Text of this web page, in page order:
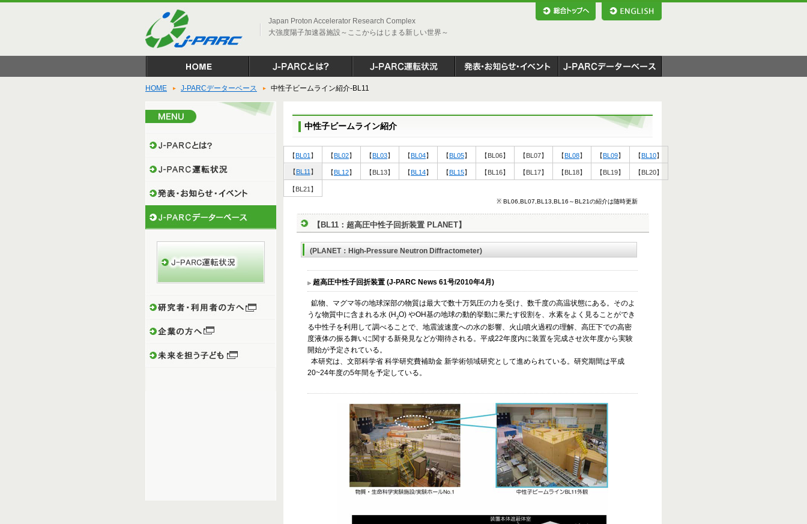
Japan Proton Accelerator Research Complex
大強度陽子加速器施設～ここからはじまる新しい世界～
HOME J-PARCデーターベース 中性子ビームライン紹介-BL11
中性子ビームライン紹介
【 BL01 】 【 BL02】 【 BL03】 【 BL04】 【 BL05】 【 BL06】 【 BL07】 【 BL08】 【 BL09】 【 BL10】
【 BL11 】 【 BL12】 【 BL13】 【 BL14】 【 BL15】 【 BL16】 【 BL17】 【 BL18】 【 BL19】 【 BL20】
【 BL21 】
※ BL06,BL07,BL13,BL16～BL21の紹介は随時更新
【BL11：超高圧中性子回折装置 PLANET】
(PLANET：High-Pressure Neutron Diffractometer)
超高圧中性子回折装置 (J-PARC News 61号/2010年4月)
鉱物、マグマ等の地球深部の物質は最大で数十万気圧の力を受け、数千度の高温状態にある。そのよ
うな物質中に含まれる水 (H 2O) やOH基の地球の動的挙動に果たす役割を、水素をよく見ることができ
る中性子を利用して調べることで、地震波速度への水の影響、火山噴火過程の理解、高圧下での高密
度液体の振る舞いに関する新発見などが期待される。平成22年度内に装置を完成させ次年度から実験
開始が予定されている。
本研究は、文部科学省 科学研究費補助金 新学術領域研究として進められている。研究期間は平成
20~24年度の5年間を予定している。